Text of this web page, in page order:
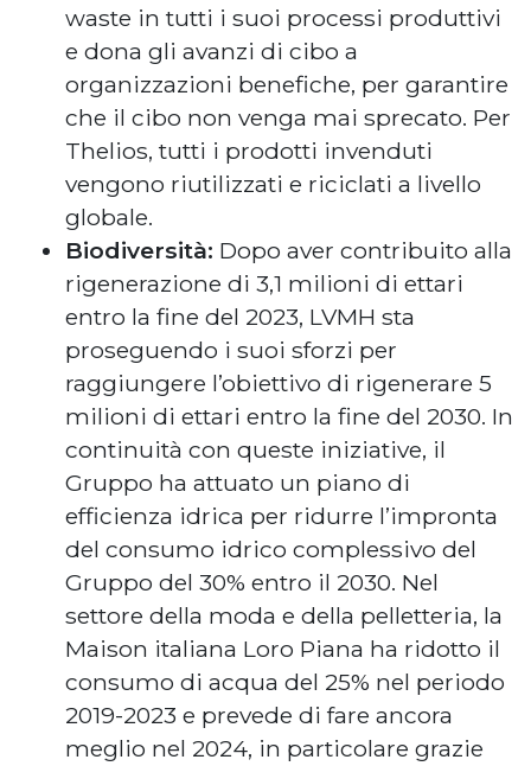
waste in tutti i suoi processi produttivi
e dona gli avanzi di cibo a
organizzazioni benefiche, per garantire
che il cibo non venga mai sprecato. Per
Thelios, tutti i prodotti invenduti
vengono riutilizzati e riciclati a livello
globale.
Biodiversità: Dopo aver contribuito alla
rigenerazione di 3,1 milioni di ettari
entro la fine del 2023, LVMH sta
proseguendo i suoi sforzi per
raggiungere l’obiettivo di rigenerare 5
milioni di ettari entro la fine del 2030. In
continuità con queste iniziative, il
Gruppo ha attuato un piano di
efficienza idrica per ridurre l’impronta
del consumo idrico complessivo del
Gruppo del 30% entro il 2030. Nel
settore della moda e della pelletteria, la
Maison italiana Loro Piana ha ridotto il
consumo di acqua del 25% nel periodo
2019-2023 e prevede di fare ancora
meglio nel 2024, in particolare grazie